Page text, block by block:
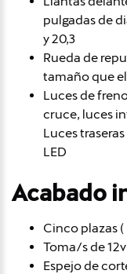
pulgadas de
y 20,3
Rueda de
tamaño que
Luces de
cruce, luces
Luces
LED
Acabado
Cinco plazas (
Toma/s de
Espejo de